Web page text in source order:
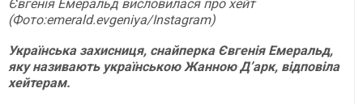
Євгенія Емеральд висловилася про хейт
(Фото:emerald.evgeniya/Instagram)
Українська захисниця, снайперка Євгенія Емеральд,
яку називають українською Жанною Д’арк, відповіла
хейтерам.